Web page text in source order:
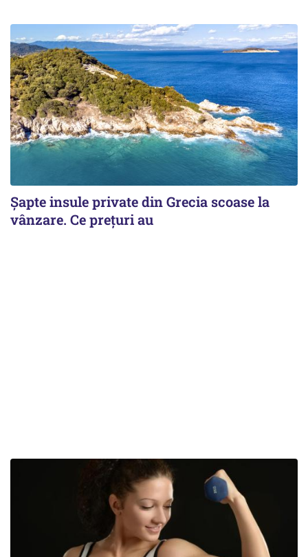
Șapte insule private din Grecia scoase la
vânzare. Ce prețuri au